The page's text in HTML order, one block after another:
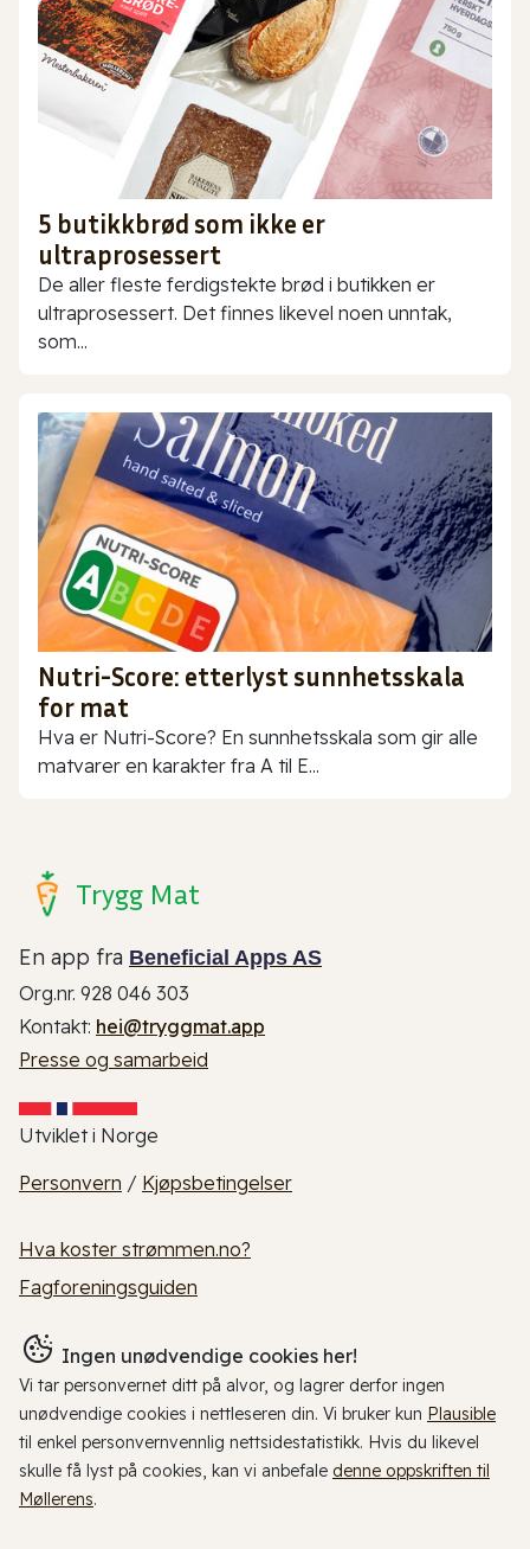
5 butikkbrød som ikke er
ultraprosessert
De aller fleste ferdigstekte brød i butikken er
ultraprosessert. Det finnes likevel noen unntak,
som...
Nutri-Score: etterlyst sunnhetsskala
for mat
Hva er Nutri-Score? En sunnhetsskala som gir alle
matvarer en karakter fra A til E...
Trygg Mat
En app fra Beneficial Apps AS
Org.nr. 928 046 303
Kontakt: hei@tryggmat.app
Presse og samarbeid
Utviklet i Norge
Personvern / Kjøpsbetingelser
Hva koster strømmen.no?
Fagforeningsguiden
Ingen unødvendige cookies her!
Vi tar personvernet ditt på alvor, og lagrer derfor ingen
unødvendige cookies i nettleseren din. Vi bruker kun Plausible
til enkel personvernvennlig nettsidestatistikk. Hvis du likevel
skulle få lyst på cookies, kan vi anbefale denne oppskriften til
Møllerens.